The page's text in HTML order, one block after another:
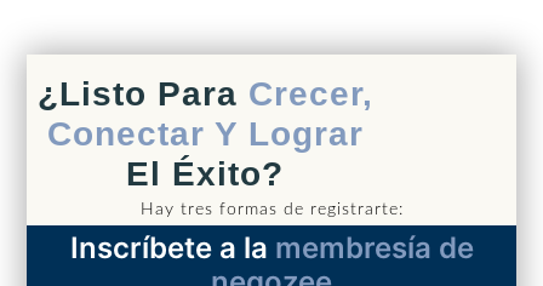
¿Listo Para Crecer,
Conectar Y Lograr
El Éxito?
Hay tres formas de registrarte:
Inscríbete a la membresía de